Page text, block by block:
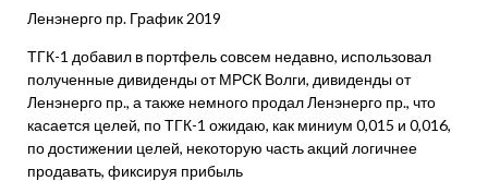
Ленэнерго пр. График 2019
ТГК-1 добавил в портфель совсем недавно, использовал
полученные дивиденды от МРСК Волги, дивиденды от
Ленэнерго пр., а также немного продал Ленэнерго пр., что
касается целей, по ТГК-1 ожидаю, как миниум 0,015 и 0,016,
по достижении целей, некоторую часть акций логичнее
продавать, фиксируя прибыль